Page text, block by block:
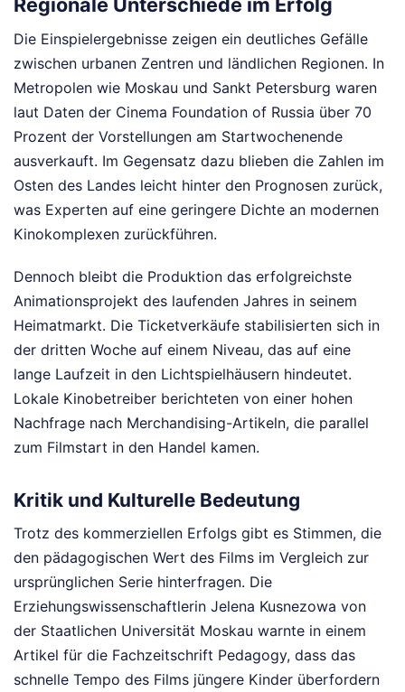
Die Einspielergebnisse zeigen ein deutliches Gefälle
zwischen urbanen Zentren und ländlichen Regionen. In
Metropolen wie Moskau und Sankt Petersburg waren
laut Daten der Cinema Foundation of Russia über 70
Prozent der Vorstellungen am Startwochenende
ausverkauft. Im Gegensatz dazu blieben die Zahlen im
Osten des Landes leicht hinter den Prognosen zurück,
was Experten auf eine geringere Dichte an modernen
Kinokomplexen zurückführen.
Dennoch bleibt die Produktion das erfolgreichste
Animationsprojekt des laufenden Jahres in seinem
Heimatmarkt. Die Ticketverkäufe stabilisierten sich in
der dritten Woche auf einem Niveau, das auf eine
lange Laufzeit in den Lichtspielhäusern hindeutet.
Lokale Kinobetreiber berichteten von einer hohen
Nachfrage nach Merchandising-Artikeln, die parallel
zum Filmstart in den Handel kamen.
Kritik und Kulturelle Bedeutung
Trotz des kommerziellen Erfolgs gibt es Stimmen, die
den pädagogischen Wert des Films im Vergleich zur
ursprünglichen Serie hinterfragen. Die
Erziehungswissenschaftlerin Jelena Kusnezowa von
der Staatlichen Universität Moskau warnte in einem
Artikel für die Fachzeitschrift Pedagogy, dass das
schnelle Tempo des Films jüngere Kinder überfordern